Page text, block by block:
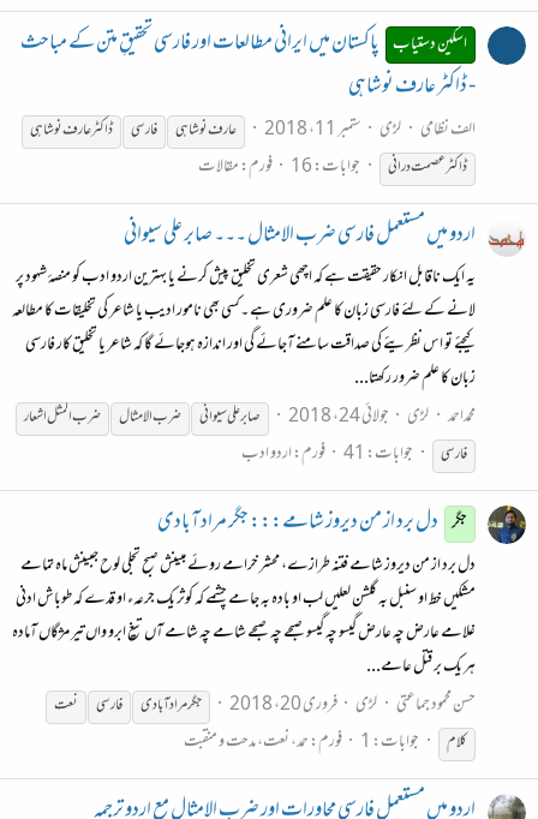
اسکین دستیاب پاکستان میں ایرانی مطالعات اور فارسی تحقیقِ متن کے مباحث
- ڈاکٹر عارف نوشاہی
الف نظامی لڑی ستمبر 11، 2018 عارف نوشاہی فارسی
ڈاکٹر عارف نوشاہی
ڈاکٹر عصمت درانی
جوابات: 16 فورم:مقالات
اردو میں مستعمل فارسی ضرب الامثال ۔۔۔ صابر علی سیوانی
یہ ایک ناقابل انکار حقیقت ہے کہ اچھی شعری تخلیق پیش کرنے یا بہترین اردو ادب کو منصۂ شہود پر
لانے کے لئے فارسی زبان کا علم ضروری ہے ۔کسی بھی نامور ادیب یا شاعر کی تخلیقات کا مطالعہ
کیجئے تو اس نظریئے کی صداقت سامنے آجائے گی اور اندازہ ہوجائے گا کہ شاعر یا تخلیق کار فارسی
زبان کا علم ضرور رکھتا...
محمداحمد لڑی جولائی 24، 2018 صابر علی سیوانی ضرب الامثال
ضرب المثل اشعار
فارسی
جوابات: 41 فورم:اردو ادب
جگر دل برد از من دیروز شامے::: جگر مراد آبادی
دل برد از من دیروز شامے فتنہ طرازے، محشر خرامے روئے مبینش صبح تجلی لوح جبینش ماہ تمامے
مشکیں خط او سنبل بہ گلشن لعلیں لب او بادہ بہ جامے چشمے کہ کوثر یک جرعہء او قدے کہ طوباش ادنی
غلامے عارض چہ عارض گیسو چہ گیسو صبحے چہ صبحے شامے چہ شامے آں تیغ ابرو واں تیر مژگاں آمادہ
ہر یک بر قتل عامے...
حسن محمود جماعتی
لڑی فروری 20، 2018 جگرمراد آبادی فارسی
نعت
کلام
جوابات: 1 فورم:حمد، نعت، مدحت و منقبت